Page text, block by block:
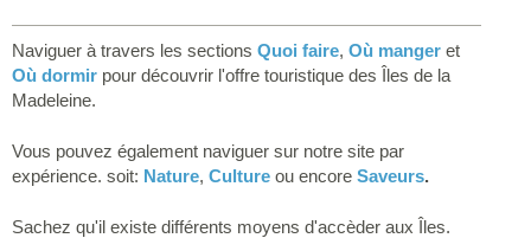
Naviguer à travers les sections Quoi faire, Où manger et
Où dormir pour découvrir l'offre touristique des Îles de la
Madeleine.
Vous pouvez également naviguer sur notre site par
expérience. soit: Nature, Culture ou encore Saveurs.
Sachez qu'il existe différents moyens d'accèder aux Îles.